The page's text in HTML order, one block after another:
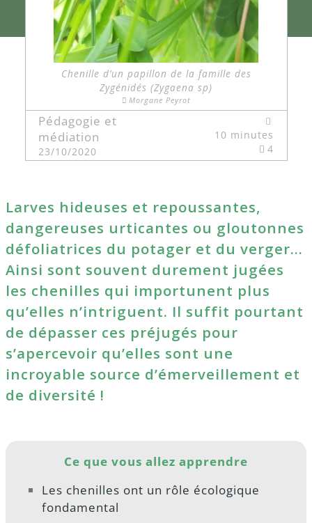
Chenille d’un papillon de la famille des
Zygénidés (Zygaena sp)
Morgane Peyrot
Pédagogie et
médiation
23/10/2020
10 minutes
4
Larves hideuses et repoussantes,
dangereuses urticantes ou gloutonnes
défoliatrices du potager et du verger…
Ainsi sont souvent durement jugées
les chenilles qui importunent plus
qu’elles n’intriguent. Il suffit pourtant
de dépasser ces préjugés pour
s’apercevoir qu’elles sont une
incroyable source d’émerveillement et
de diversité !
Ce que vous allez apprendre
Les chenilles ont un rôle écologique
fondamental